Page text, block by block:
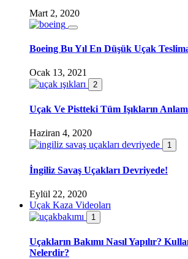
Mart 2, 2020
Boeing Bu Yıl En Düşük Uçak
Ocak 13, 2021
2
Uçak Ve Pistteki Tüm Işıkların
Haziran 4, 2020
1
İngiliz Savaş Uçakları Devriyede!
Eylül 22, 2020
Uçak Kaza Videoları
1
Uçakların Bakımı Nasıl Yapılır?
Nelerdir?